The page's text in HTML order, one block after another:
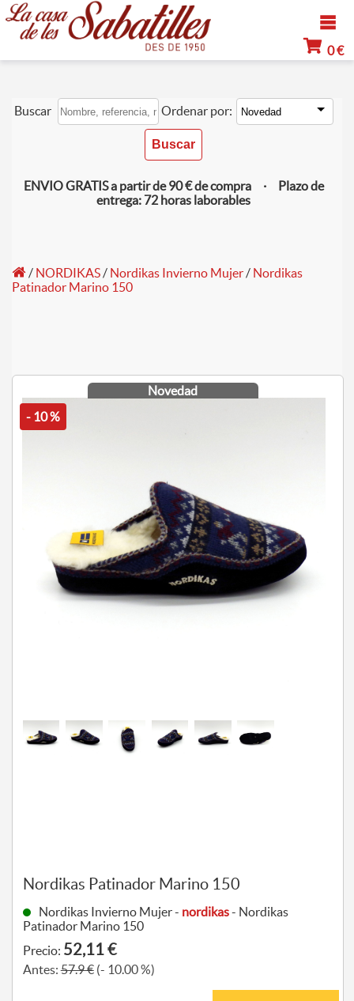
0 €
Buscar Ordenar por:
ENVIO GRATIS a partir de 90 € de compra · Plazo de
entrega: 72 horas laborables
/ NORDIKAS/ Nordikas Invierno Mujer/ Nordikas
Patinador Marino 150
Novedad
- 10 %
Nordikas Patinador Marino 150
Nordikas Invierno Mujer - nordikas- Nordikas
Patinador Marino 150
Precio: 52,11 €
Antes:57.9 €(- 10.00 %)